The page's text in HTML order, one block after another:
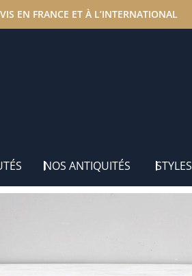
EN FRANCE ET À L’INTERNATIONAL
NOS ANTIQUITÉS STYLES